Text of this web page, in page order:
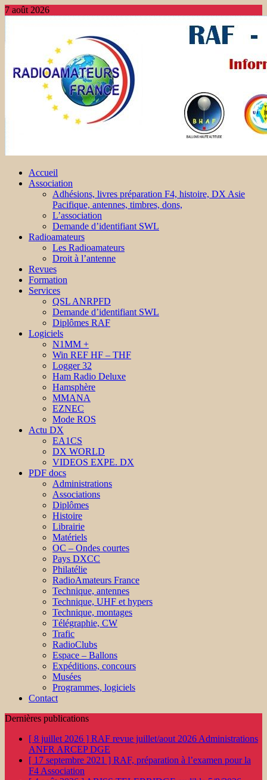
7 août 2026
Accueil
Association
Adhésions, livres préparation F4, histoire, DX Asie
Pacifique, antennes, timbres, dons,
L’association
Demande d’identifiant SWL
Radioamateurs
Les Radioamateurs
Droit à l’antenne
Revues
Formation
Services
QSL ANRPFD
Demande d’identifiant SWL
Diplômes RAF
Logiciels
N1MM +
Win REF HF – THF
Logger 32
Ham Radio Deluxe
Hamsphère
MMANA
EZNEC
Mode ROS
Actu DX
EA1CS
DX WORLD
VIDEOS EXPE. DX
PDF docs
Administrations
Associations
Diplômes
Histoire
Librairie
Matériels
OC – Ondes courtes
Pays DXCC
Philatélie
RadioAmateurs France
Technique, antennes
Technique, UHF et hypers
Technique, montages
Télégraphie, CW
Trafic
RadioClubs
Espace – Ballons
Expéditions, concours
Musées
Programmes, logiciels
Contact
Dernières publications
[ 8 juillet 2026 ] RAF revue juillet/aout 2026 Administrations
ANFR ARCEP DGE
[ 17 septembre 2021 ] RAF, préparation à l’examen pour la
F4 Association